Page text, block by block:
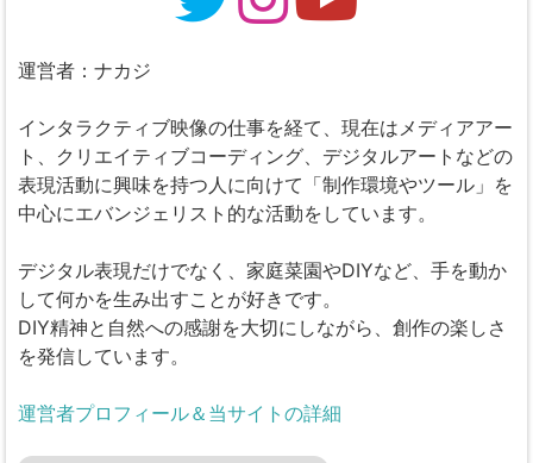
運営者：ナカジ
インタラクティブ映像の仕事を経て、現在はメディアアー
ト、クリエイティブコーディング、デジタルアートなどの
表現活動に興味を持つ人に向けて「制作環境やツール」を
中心にエバンジェリスト的な活動をしています。
デジタル表現だけでなく、家庭菜園やDIYなど、手を動か
して何かを生み出すことが好きです。
DIY精神と自然への感謝を大切にしながら、創作の楽しさ
を発信しています。
運営者プロフィール＆当サイトの詳細